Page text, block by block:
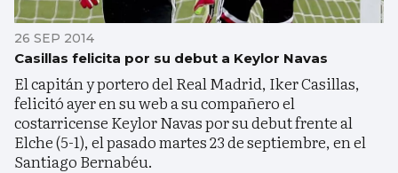
26 SEP 2014
Casillas felicita por su debut a Keylor Navas
El capitán y portero del Real Madrid, Iker Casillas,
felicitó ayer en su web a su compañero el
costarricense Keylor Navas por su debut frente al
Elche (5-1), el pasado martes 23 de septiembre, en el
Santiago Bernabéu.